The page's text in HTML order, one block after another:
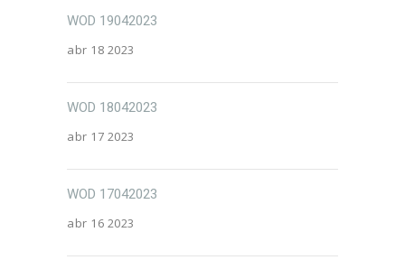
WOD 19042023
abr 18 2023
WOD 18042023
abr 17 2023
WOD 17042023
abr 16 2023